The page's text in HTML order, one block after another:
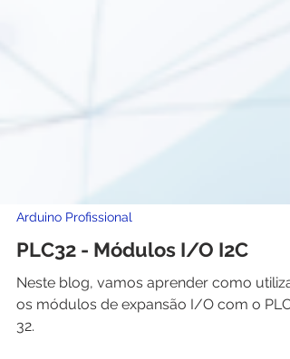
Arduino Profissional
PLC32 - Módulos I/O I2C
Neste blog, vamos aprender como utilizar
os módulos de expansão I/O com o PLC